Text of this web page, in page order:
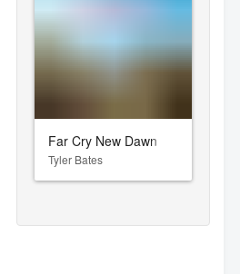
Far Cry New Dawn
Tyler Bates